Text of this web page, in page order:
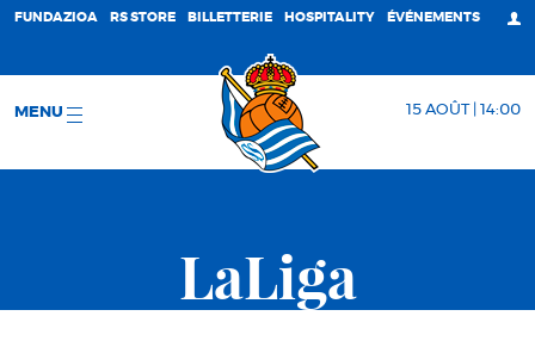
FUNDAZIOA RS STORE BILLETTERIE HOSPITALITY ÉVÉNEMENTS
MENU 15 AOÛT | 14:00
LaLiga